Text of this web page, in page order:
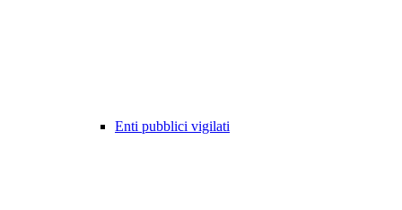
Enti pubblici vigilati